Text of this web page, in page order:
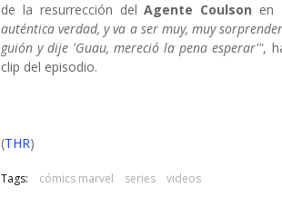
de la resurrección delAgente Coulson en
auténtica verdad, y va a ser muy, muy
guión y dije 'Guau, mereció la pena esperar'",
clip del episodio.
(THR)
Tags: cómics marvel series videos